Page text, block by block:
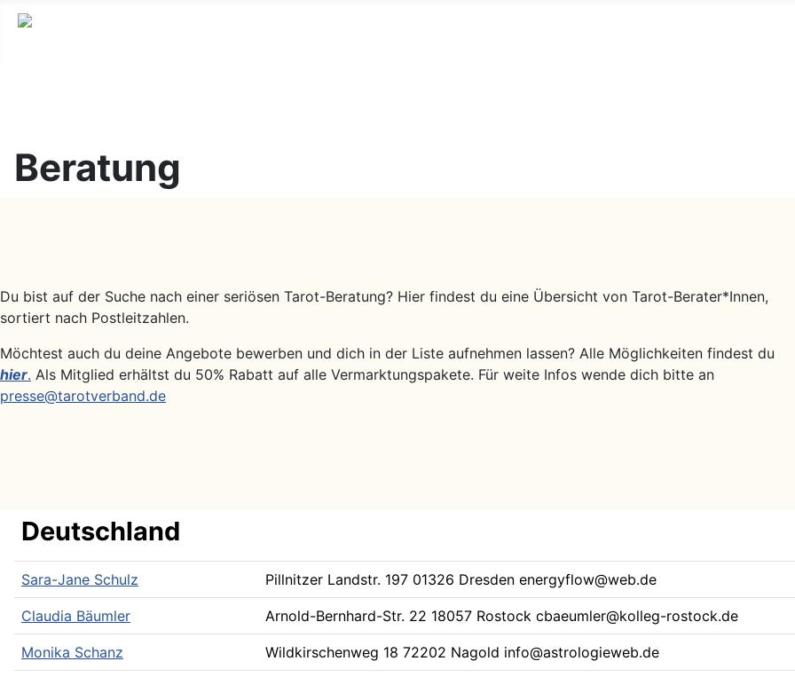
Beratung
Du bist auf der Suche nach einer seriösen Tarot-Beratung? Hier findest du eine Übersicht von Tarot-Berater*Innen,
sortiert nach Postleitzahlen.
Möchtest auch du deine Angebote bewerben und dich in der Liste aufnehmen lassen? Alle Möglichkeiten findest du
hier. Als Mitglied erhältst du 50% Rabatt auf alle Vermarktungspakete. Für weite Infos wende dich bitte an
presse@tarotverband.de
Deutschland
Sara-Jane Schulz Pillnitzer Landstr. 197 01326 Dresden energyflow@web.de
Claudia Bäumler Arnold-Bernhard-Str. 22 18057 Rostock cbaeumler@kolleg-rostock.de
Monika Schanz Wildkirschenweg 18 72202 Nagold info@astrologieweb.de